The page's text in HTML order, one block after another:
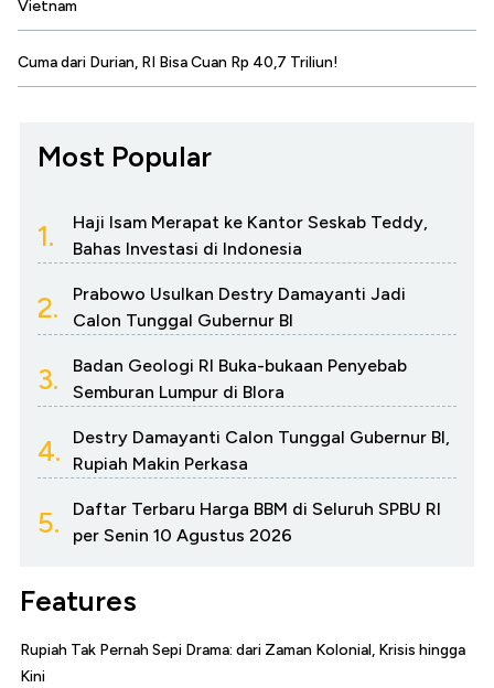
Vietnam
Cuma dari Durian, RI Bisa Cuan Rp 40,7 Triliun!
Most Popular
1.
Haji Isam Merapat ke Kantor Seskab Teddy,
Bahas Investasi di Indonesia
2.
Prabowo Usulkan Destry Damayanti Jadi
Calon Tunggal Gubernur BI
3.
Badan Geologi RI Buka-bukaan Penyebab
Semburan Lumpur di Blora
4.
Destry Damayanti Calon Tunggal Gubernur BI,
Rupiah Makin Perkasa
5.
Daftar Terbaru Harga BBM di Seluruh SPBU RI
per Senin 10 Agustus 2026
Features
Rupiah Tak Pernah Sepi Drama: dari Zaman Kolonial, Krisis hingga
Kini